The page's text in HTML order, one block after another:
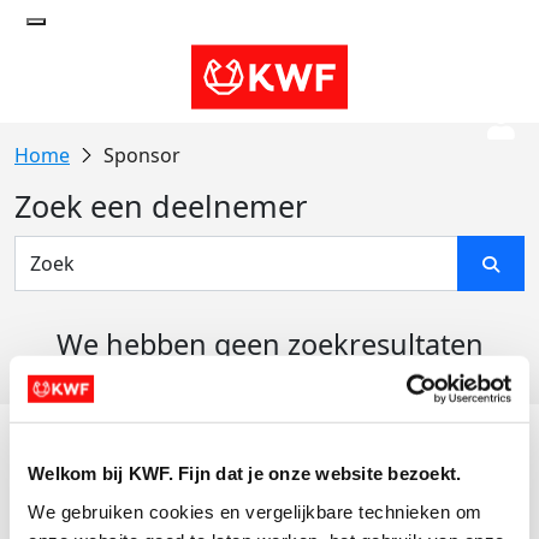
Welkom bij KWF. Fijn dat je onze website bezoekt.
We gebruiken cookies en vergelijkbare technieken om
Sponsor
Zoek een deelnemer
We hebben geen zoekresultaten
Actiematerialen
Evenementen